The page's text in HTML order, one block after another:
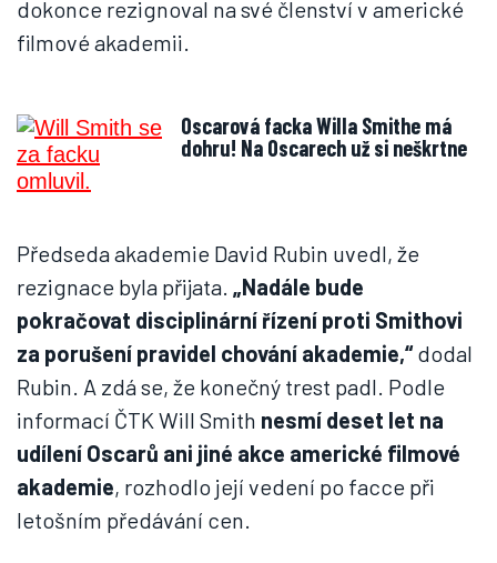
dokonce rezignoval na své členství v americké
filmové akademii.
Oscarová facka Willa Smithe má
dohru! Na Oscarech už si neškrtne
Předseda akademie David Rubin uvedl, že
rezignace byla přijata. „Nadále bude
pokračovat disciplinární řízení proti Smithovi
za porušení pravidel chování akademie,“dodal
Rubin. A zdá se, že konečný trest padl. Podle
informací ČTK Will Smith nesmí deset let na
udílení Oscarů ani jiné akce americké filmové
akademie, rozhodlo její vedení po facce při
letošním předávání cen.